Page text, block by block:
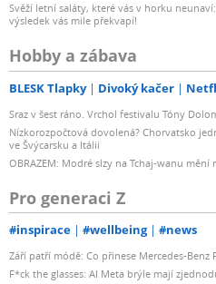
Svěží letní saláty, které vás v horku
výsledek vás mile překvapí!
Hobby a zábava
BLESK Tlapky Divoký kačer
Sraz v šest ráno. Vrchol festivalu Tóny
Nízkorozpočtová dovolená? Chorvatsko
ve Švýcarsku a Itálii
OBRAZEM: Modré slzy na Tchaj-wanu mění
Pro generaci Z
#inspirace #wellbeing #news
Září patří módě: Co přinese Mercedes-Benz
F*ck the glasses: AI Meta brýle mají